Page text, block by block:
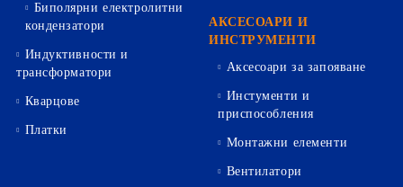
Биполярни електролитни
кондензатори
Индуктивности и
трансформатори
Кварцове
Платки
АКСЕСОАРИ И
ИНСТРУМЕНТИ
Аксесоари за запояване
Инстументи и
приспособления
Монтажни елементи
Вентилатори